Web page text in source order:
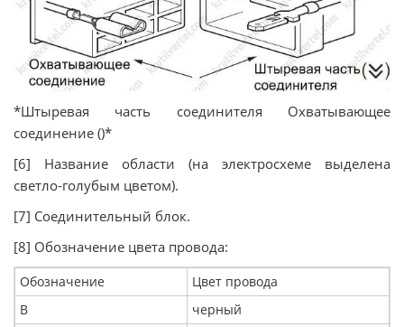
*Штыревая часть соединителя Охватывающее
соединение ()*
[6] Название области (на электросхеме выделена
светло-голубым цветом).
[7] Соединительный блок.
[8] Обозначение цвета провода:
Обозначение
Цвет провода
В
черный